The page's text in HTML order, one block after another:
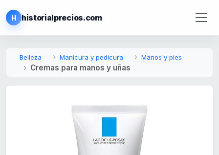
H historialprecios.com
Belleza Manicura y pedicura Manos y pies
Cremas para manos y uñas